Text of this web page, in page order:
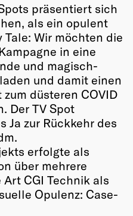
präsentiert sich
als ein opulent
Tale: Wir möchten die
in eine
und magisch-
und damit einen
düsteren COVID
Der TV Spot
Ja zur Rückkehr des
erfolgte als
über mehrere
CGI Technik als
Opulenz: Case-